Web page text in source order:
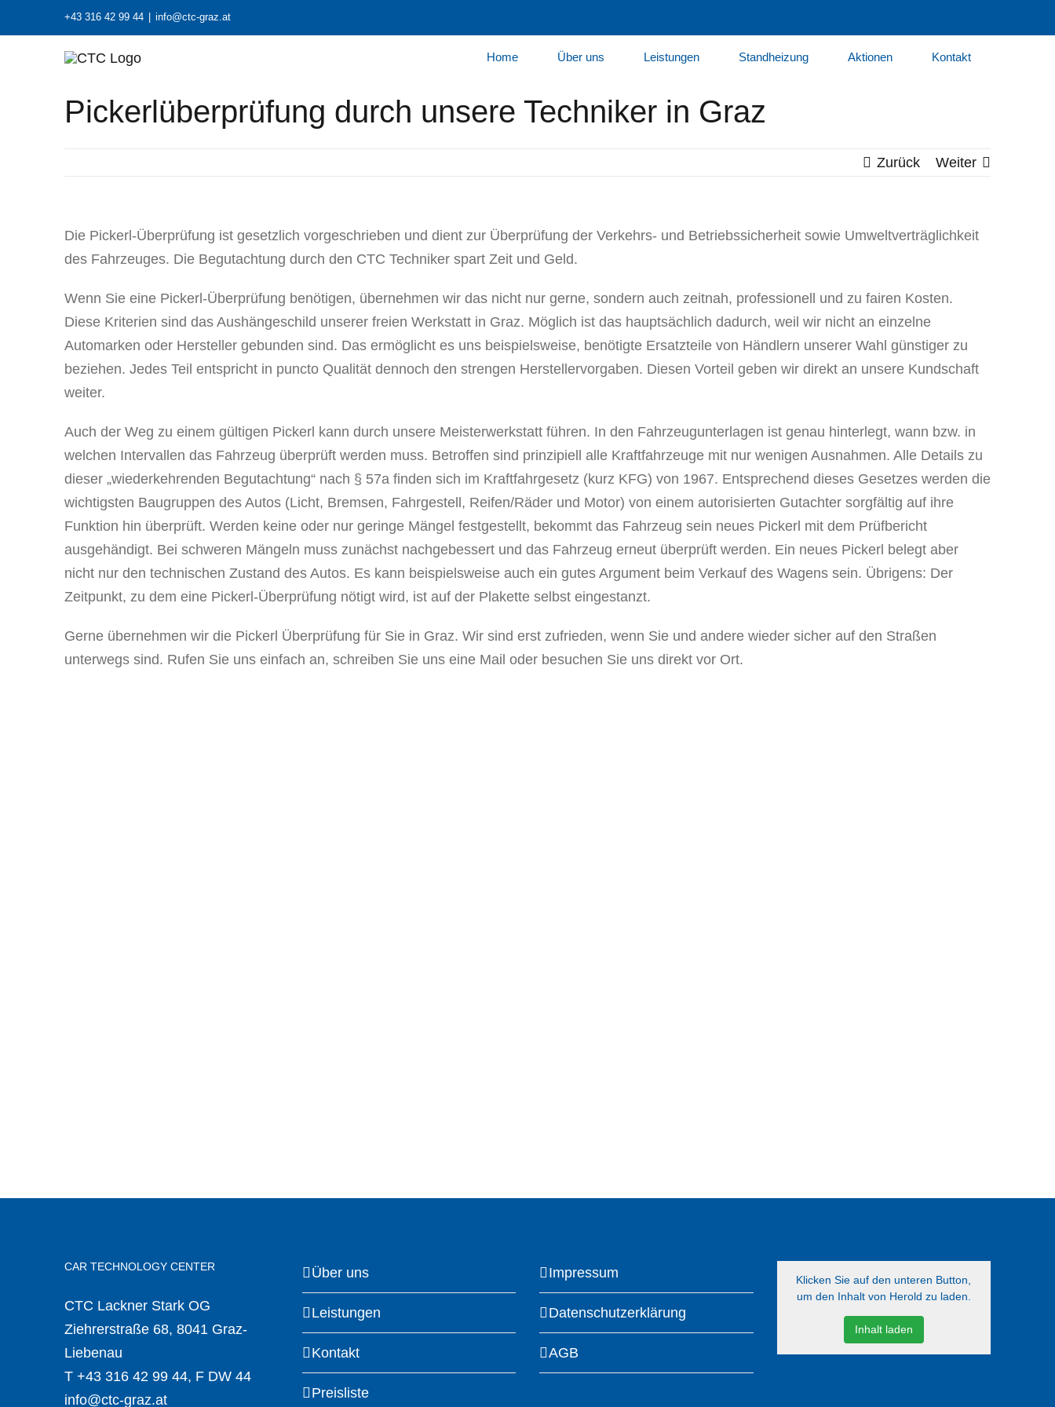
Inhalt
+43 316 42 99 44 info@ctc-graz.at
Home Über uns Leistungen Standheizung Aktionen Kontakt
Pickerlüberprüfung durch unsere Techniker in Graz
Zurück Weiter
Die Pickerl-Überprüfung ist gesetzlich vorgeschrieben und dient zur Überprüfung der Verkehrs- und Betriebssicherheit sowie Umweltverträglichkeit
des Fahrzeuges. Die Begutachtung durch den CTC Techniker spart Zeit und Geld.
Wenn Sie eine Pickerl-Überprüfung benötigen, übernehmen wir das nicht nur gerne, sondern auch zeitnah, professionell und zu fairen Kosten.
Diese Kriterien sind das Aushängeschild unserer freien Werkstatt in Graz. Möglich ist das hauptsächlich dadurch, weil wir nicht an einzelne
Automarken oder Hersteller gebunden sind. Das ermöglicht es uns beispielsweise, benötigte Ersatzteile von Händlern unserer Wahl günstiger zu
beziehen. Jedes Teil entspricht in puncto Qualität dennoch den strengen Herstellervorgaben. Diesen Vorteil geben wir direkt an unsere Kundschaft
weiter.
Auch der Weg zu einem gültigen Pickerl kann durch unsere Meisterwerkstatt führen. In den Fahrzeugunterlagen ist genau hinterlegt, wann bzw. in
welchen Intervallen das Fahrzeug überprüft werden muss. Betroffen sind prinzipiell alle Kraftfahrzeuge mit nur wenigen Ausnahmen. Alle Details zu
dieser „wiederkehrenden Begutachtung“ nach § 57a finden sich im Kraftfahrgesetz (kurz KFG) von 1967. Entsprechend dieses Gesetzes werden die
wichtigsten Baugruppen des Autos (Licht, Bremsen, Fahrgestell, Reifen/Räder und Motor) von einem autorisierten Gutachter sorgfältig auf ihre
Funktion hin überprüft. Werden keine oder nur geringe Mängel festgestellt, bekommt das Fahrzeug sein neues Pickerl mit dem Prüfbericht
ausgehändigt. Bei schweren Mängeln muss zunächst nachgebessert und das Fahrzeug erneut überprüft werden. Ein neues Pickerl belegt aber
nicht nur den technischen Zustand des Autos. Es kann beispielsweise auch ein gutes Argument beim Verkauf des Wagens sein. Übrigens: Der
Zeitpunkt, zu dem eine Pickerl-Überprüfung nötigt wird, ist auf der Plakette selbst eingestanzt.
Gerne übernehmen wir die Pickerl Überprüfung für Sie in Graz. Wir sind erst zufrieden, wenn Sie und andere wieder sicher auf den Straßen
unterwegs sind. Rufen Sie uns einfach an, schreiben Sie uns eine Mail oder besuchen Sie uns direkt vor Ort.
CAR TECHNOLOGY CENTER
CTC Lackner Stark OG
Ziehrerstraße 68, 8041 Graz-
Liebenau
T +43 316 42 99 44, F DW 44
info@ctc-graz.at
Über uns
Leistungen
Kontakt
Preisliste
Impressum
Datenschutzerklärung
AGB
Klicken Sie auf den unteren Button,
um den Inhalt von Herold zu laden.
Inhalt laden